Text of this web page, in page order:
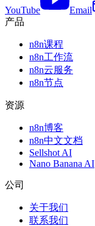
YouTube
Email
产品
n8n课程
n8n工作流
n8n云服务
n8n节点
资源
n8n博客
n8n中文文档
Sellshot AI
Nano Banana AI
公司
关于我们
联系我们